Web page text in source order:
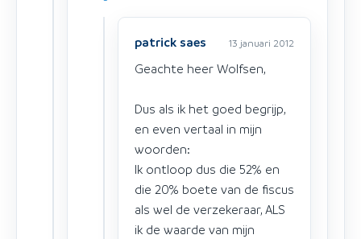
patrick saes 13 januari 2012
Geachte heer Wolfsen,
Dus als ik het goed begrijp,
en even vertaal in mijn
woorden:
Ik ontloop dus die 52% en
die 20% boete van de fiscus
als wel de verzekeraar, ALS
ik de waarde van mijn